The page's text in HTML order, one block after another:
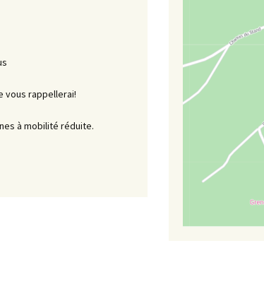
vous rappellerai!
à mobilité réduite.